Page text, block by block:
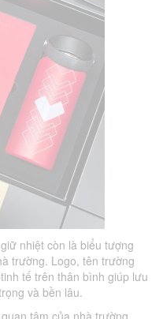
nhiệt còn là biểu tượng
trường. Logo, tên trường
tế trên thân bình giúp lưu
và bền lâu.
tâm của nhà trường